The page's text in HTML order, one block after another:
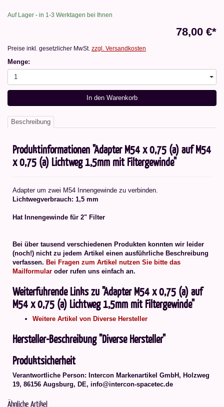
Auf Lager - in 1-3 Werktagen bei Ihnen
78,00 €*
Preise inkl. gesetzlicher MwSt. zzgl. Versandkosten
Menge:
1
In den Warenkorb
Beschreibung
Produktinformationen "Adapter M54 x 0,75 (a) auf M54
x 0,75 (a) Lichtweg 1,5mm mit Filtergewinde"
Adapter um zwei M54 Innengewinde zu verbinden.
Lichtwegverbrauch: 1,5 mm
Hat Innengewinde für 2" Filter
Bei über tausend verschiedenen Produkten konnten wir leider
(noch!) nicht zu jedem Artikel einen ausführliche Beschreibung
verfassen. Bei Fragen zum Artikel nutzen Sie bitte das
Mailformular oder rufen uns einfach an.
Weiterführende Links zu "Adapter M54 x 0,75 (a) auf
M54 x 0,75 (a) Lichtweg 1,5mm mit Filtergewinde"
Weitere Artikel von Diverse Hersteller
Hersteller-Beschreibung "Diverse Hersteller"
Produktsicherheit
Verantwortliche Person: Intercon Markenartikel GmbH, Holzweg
19, 86156 Augsburg, DE, info@intercon-spacetec.de
Ähnliche Artikel